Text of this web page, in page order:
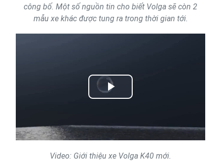
công bố. Một số nguồn tin cho biết Volga sẽ còn 2
mẫu xe khác được tung ra trong thời gian tới.
Play
Video: Giới thiệu xe Volga K40 mới.